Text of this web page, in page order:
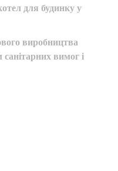
для будинку у
виробництва
вимог і